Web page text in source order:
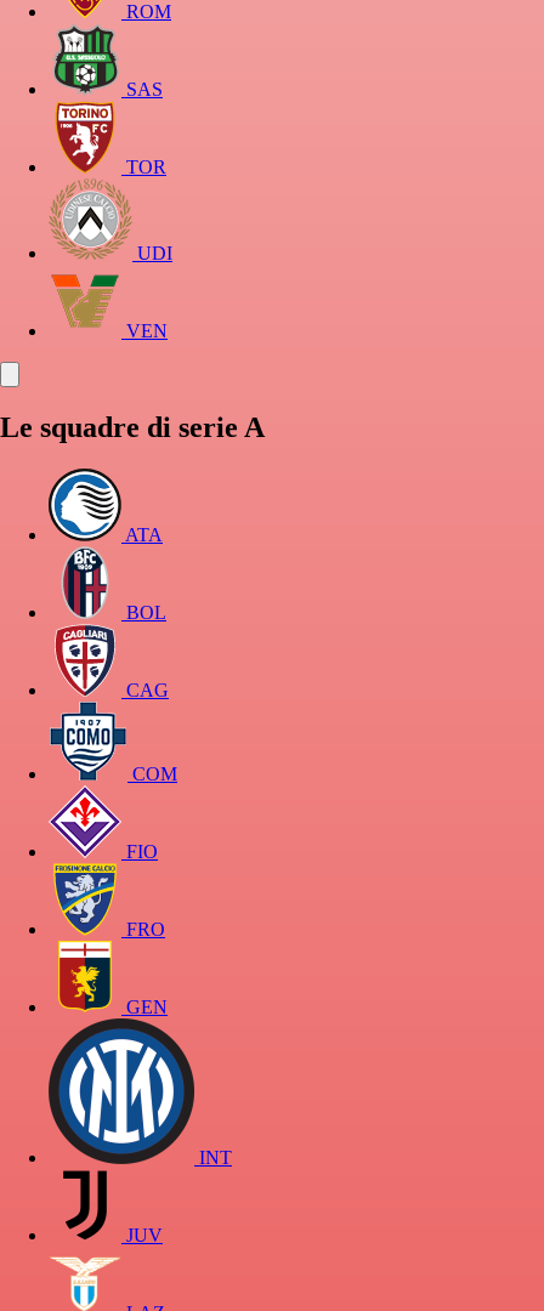
ROM
SAS
TOR
UDI
VEN
Le squadre di serie A
ATA
BOL
CAG
COM
FIO
FRO
GEN
INT
JUV